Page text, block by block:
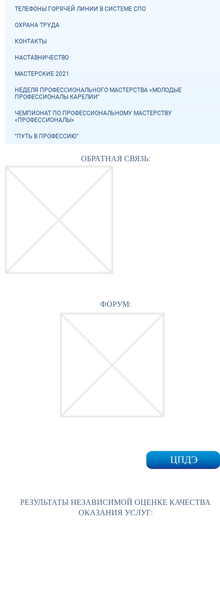
ТЕЛЕФОНЫ ГОРЯЧЕЙ ЛИНИИ В СИСТЕМЕ СПО
ОХРАНА ТРУДА
КОНТАКТЫ
НАСТАВНИЧЕСТВО
МАСТЕРСКИЕ 2021
НЕДЕЛЯ ПРОФЕССИОНАЛЬНОГО МАСТЕРСТВА «МОЛОДЫЕ
ПРОФЕССИОНАЛЫ КАРЕЛИИ"
ЧЕМПИОНАТ ПО ПРОФЕССИОНАЛЬНОМУ МАСТЕРСТВУ
«ПРОФЕССИОНАЛЫ»
"ПУТЬ В ПРОФЕССИЮ"
ОБРАТНАЯ СВЯЗЬ:
ФОРУМ:
РЕЗУЛЬТАТЫ НЕЗАВИСИМОЙ ОЦЕНКЕ КАЧЕСТВА
ОКАЗАНИЯ УСЛУГ: